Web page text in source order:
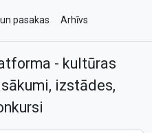
pasakas Arhīvs
- kultūras
izstādes,